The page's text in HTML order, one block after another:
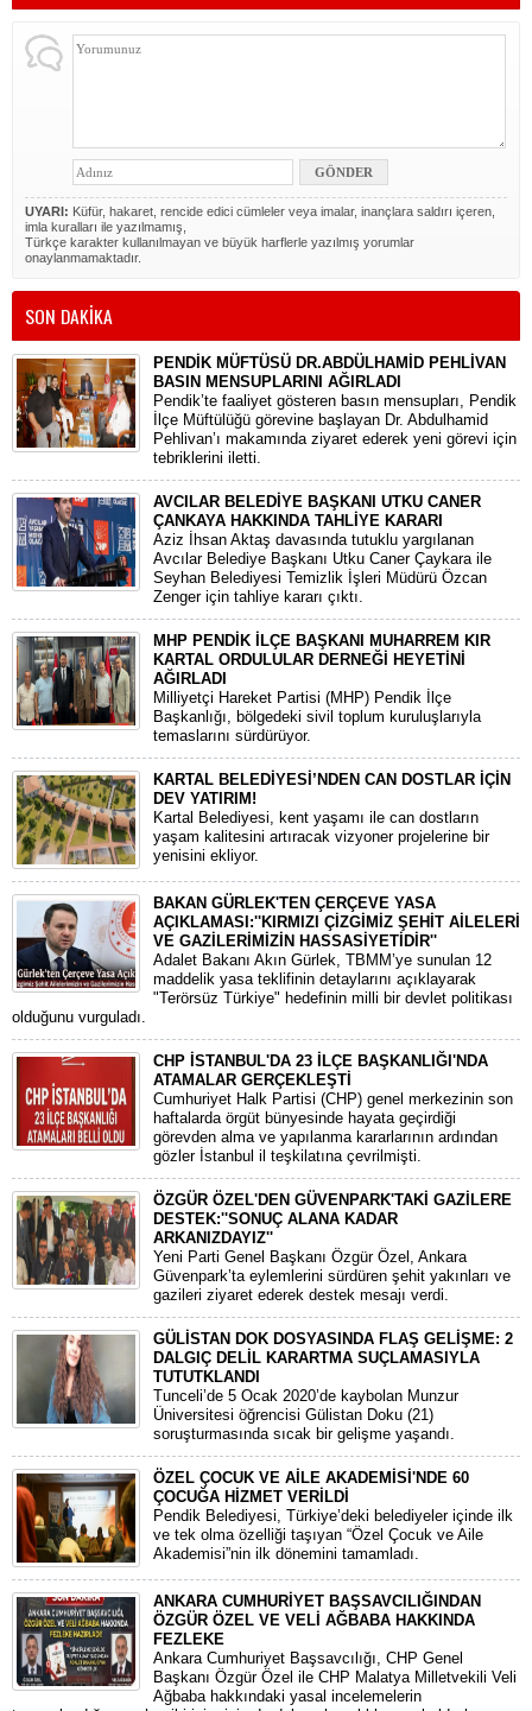
UYARI: Küfür, hakaret, rencide edici cümleler veya imalar, inançlara saldırı içeren,
imla kuralları ile yazılmamış,
Türkçe karakter kullanılmayan ve büyük harflerle yazılmış yorumlar
onaylanmamaktadır.
SON DAKİKA
PENDİK MÜFTÜSÜ DR.ABDÜLHAMİD PEHLİVAN
BASIN MENSUPLARINI AĞIRLADI
​Pendik’te faaliyet gösteren basın mensupları, Pendik
İlçe Müftülüğü görevine başlayan Dr. Abdulhamid
Pehlivan’ı makamında ziyaret ederek yeni görevi için
tebriklerini iletti.
AVCILAR BELEDİYE BAŞKANI UTKU CANER
ÇANKAYA HAKKINDA TAHLİYE KARARI
​Aziz İhsan Aktaş davasında tutuklu yargılanan
Avcılar Belediye Başkanı Utku Caner Çaykara ile
Seyhan Belediyesi Temizlik İşleri Müdürü Özcan
Zenger için tahliye kararı çıktı.
MHP PENDİK İLÇE BAŞKANI MUHARREM KIR
KARTAL ORDULULAR DERNEĞİ HEYETİNİ
AĞIRLADI
​Milliyetçi Hareket Partisi (MHP) Pendik İlçe
Başkanlığı, bölgedeki sivil toplum kuruluşlarıyla
temaslarını sürdürüyor.
KARTAL BELEDİYESİ’NDEN CAN DOSTLAR İÇİN
DEV YATIRIM!
Kartal Belediyesi, kent yaşamı ile can dostların
yaşam kalitesini artıracak vizyoner projelerine bir
yenisini ekliyor.
BAKAN GÜRLEK'TEN ÇERÇEVE YASA
AÇIKLAMASI:''KIRMIZI ÇİZGİMİZ ŞEHİT AİLELERİ
VE GAZİLERİMİZİN HASSASİYETİDİR''
Adalet Bakanı Akın Gürlek, TBMM’ye sunulan 12
maddelik yasa teklifinin detaylarını açıklayarak
"Terörsüz Türkiye" hedefinin milli bir devlet politikası
olduğunu vurguladı.
CHP İSTANBUL'DA 23 İLÇE BAŞKANLIĞI'NDA
ATAMALAR GERÇEKLEŞTİ
​Cumhuriyet Halk Partisi (CHP) genel merkezinin son
haftalarda örgüt bünyesinde hayata geçirdiği
görevden alma ve yapılanma kararlarının ardından
gözler İstanbul il teşkilatına çevrilmişti.
ÖZGÜR ÖZEL'DEN GÜVENPARK'TAKİ GAZİLERE
DESTEK:''SONUÇ ALANA KADAR
ARKANIZDAYIZ''
​Yeni Parti Genel Başkanı Özgür Özel, Ankara
Güvenpark’ta eylemlerini sürdüren şehit yakınları ve
gazileri ziyaret ederek destek mesajı verdi.
GÜLİSTAN DOK DOSYASINDA FLAŞ GELİŞME: 2
DALGIÇ DELİL KARARTMA SUÇLAMASIYLA
TUTUTKLANDI
​Tunceli’de 5 Ocak 2020’de kaybolan Munzur
Üniversitesi öğrencisi Gülistan Doku (21)
soruşturmasında sıcak bir gelişme yaşandı.
ÖZEL ÇOCUK VE AİLE AKADEMİSİ'NDE 60
ÇOCUĞA HİZMET VERİLDİ
Pendik Belediyesi, Türkiye’deki belediyeler içinde ilk
ve tek olma özelliği taşıyan “Özel Çocuk ve Aile
Akademisi”nin ilk dönemini tamamladı.
ANKARA CUMHURİYET BAŞSAVCILIĞINDAN
ÖZGÜR ÖZEL VE VELİ AĞBABA HAKKINDA
FEZLEKE
​Ankara Cumhuriyet Başsavcılığı, CHP Genel
Başkanı Özgür Özel ile CHP Malatya Milletvekili Veli
Ağbaba hakkındaki yasal incelemelerin